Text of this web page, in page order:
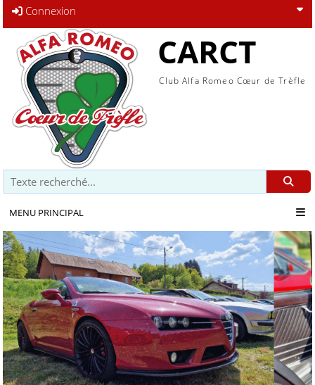
Connexion
CARCT
Club Alfa Romeo Cœur de Trèfle
Recherche
MENU PRINCIPAL